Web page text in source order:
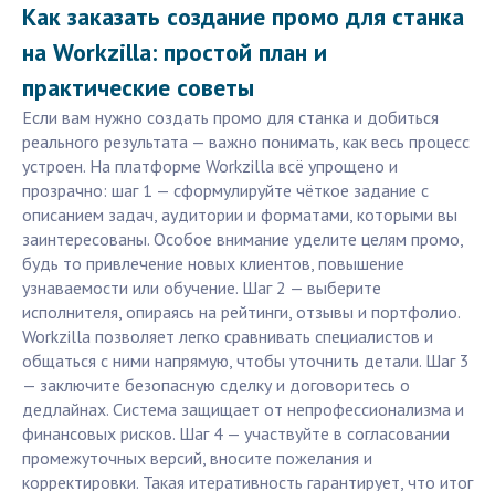
Как заказать создание промо для станка
на Workzilla: простой план и
практические советы
Если вам нужно создать промо для станка и добиться
реального результата — важно понимать, как весь процесс
устроен. На платформе Workzilla всё упрощено и
прозрачно: шаг 1 — сформулируйте чёткое задание с
описанием задач, аудитории и форматами, которыми вы
заинтересованы. Особое внимание уделите целям промо,
будь то привлечение новых клиентов, повышение
узнаваемости или обучение. Шаг 2 — выберите
исполнителя, опираясь на рейтинги, отзывы и портфолио.
Workzilla позволяет легко сравнивать специалистов и
общаться с ними напрямую, чтобы уточнить детали. Шаг 3
— заключите безопасную сделку и договоритесь о
дедлайнах. Система защищает от непрофессионализма и
финансовых рисков. Шаг 4 — участвуйте в согласовании
промежуточных версий, вносите пожелания и
корректировки. Такая итеративность гарантирует, что итог